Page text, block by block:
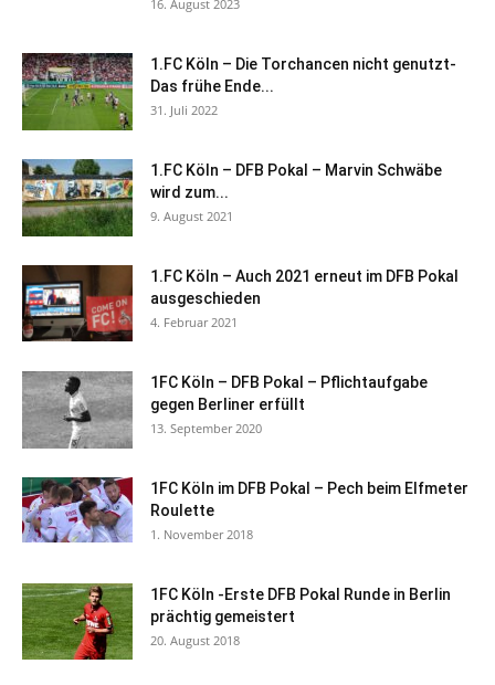
16. August 2023
1.FC Köln – Die Torchancen nicht genutzt-
Das frühe Ende...
31. Juli 2022
1.FC Köln – DFB Pokal – Marvin Schwäbe
wird zum...
9. August 2021
1.FC Köln – Auch 2021 erneut im DFB Pokal
ausgeschieden
4. Februar 2021
1FC Köln – DFB Pokal – Pflichtaufgabe
gegen Berliner erfüllt
13. September 2020
1FC Köln im DFB Pokal – Pech beim Elfmeter
Roulette
1. November 2018
1FC Köln -Erste DFB Pokal Runde in Berlin
prächtig gemeistert
20. August 2018